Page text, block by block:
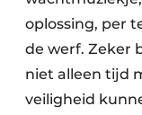
oplossing, per
de werf. Zeker
niet alleen tijd
veiligheid